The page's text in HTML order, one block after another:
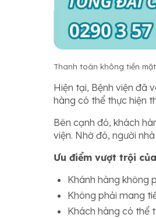
Thanh toán không tiền
Hiện tại, Bệnh viện đã
hàng có thể thực hiện
Bên cạnh đó, khách
viện. Nhờ đó, người
Ưu điểm vượt trội
Khánh hàng không
Không phải mang
Khách hàng có thể